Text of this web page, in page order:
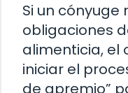
Si un cónyuge
obligaciones
alimenticia, el
iniciar el
de apremio”